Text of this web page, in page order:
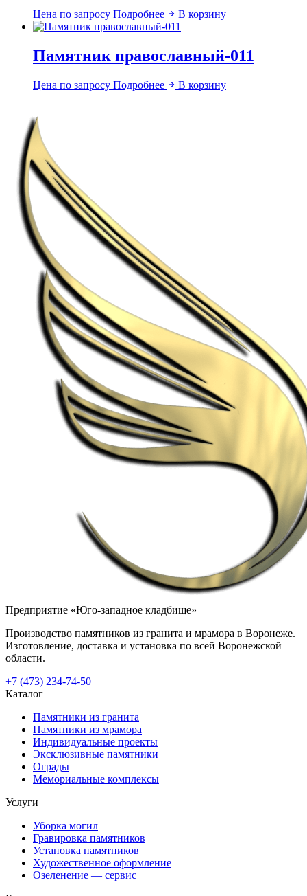
Цена по запросу Подробнее В корзину
Памятник православный-011
Цена по запросу Подробнее В корзину
Предприятие «Юго-западное кладбище»
Производство памятников из гранита и мрамора в Воронеже.
Изготовление, доставка и установка по всей Воронежской
области.
+7 (473) 234-74-50
Каталог
Памятники из гранита
Памятники из мрамора
Индивидуальные проекты
Эксклюзивные памятники
Ограды
Мемориальные комплексы
Услуги
Уборка могил
Гравировка памятников
Установка памятников
Художественное оформление
Озеленение — сервис